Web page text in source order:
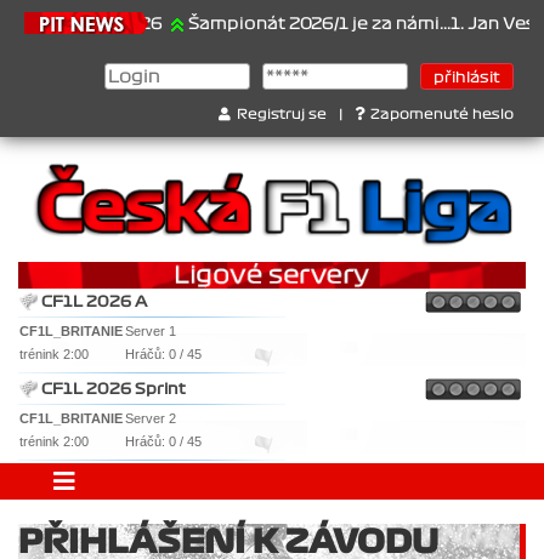
21.6.2026 Šampionát 2026/1 je za námi...1. Jan
Registruj se Zapomenuté heslo
CF1L 2026 A
CF1L_BRITANIEServer 1
trénink 2:00
Hráčů: 0 / 45
CF1L 2026 Sprint
CF1L_BRITANIEServer 2
trénink 2:00
Hráčů: 0 / 45
PŘIHLÁŠENÍ K ZÁVODU